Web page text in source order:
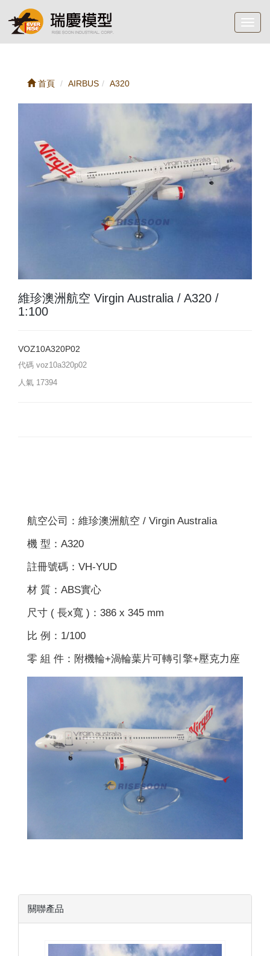
首頁 AIRBUS A320
維珍澳洲航空 Virgin Australia / A320 /
1:100
VOZ10A320P02
代碼 voz10a320p02
人氣 17394
航空公司：維珍澳洲航空 / Virgin Australia
機 型：A320
註冊號碼：VH-YUD
材 質：ABS實心
尺寸 ( 長x寬 )：386 x 345 mm
比 例：1/100
零 組 件：附機輪+渦輪葉片可轉引擎+壓克力座
關聯產品